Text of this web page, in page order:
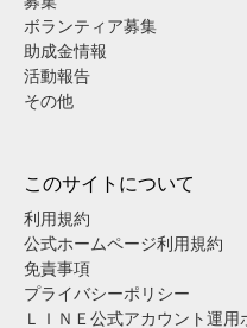
ボランティア募集
助成金情報
活動報告
その他
このサイトについて
利用規約
公式ホームページ利用規約
免責事項
プライバシーポリシー
ＬＩＮＥ公式アカウント運用